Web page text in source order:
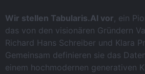
Wir stellen Tabularis.AI vor, ein
das von den visionären Gründern
Richard Hans Schreiber und Klara
Gemeinsam definieren sie das
einem hochmodernen generativen